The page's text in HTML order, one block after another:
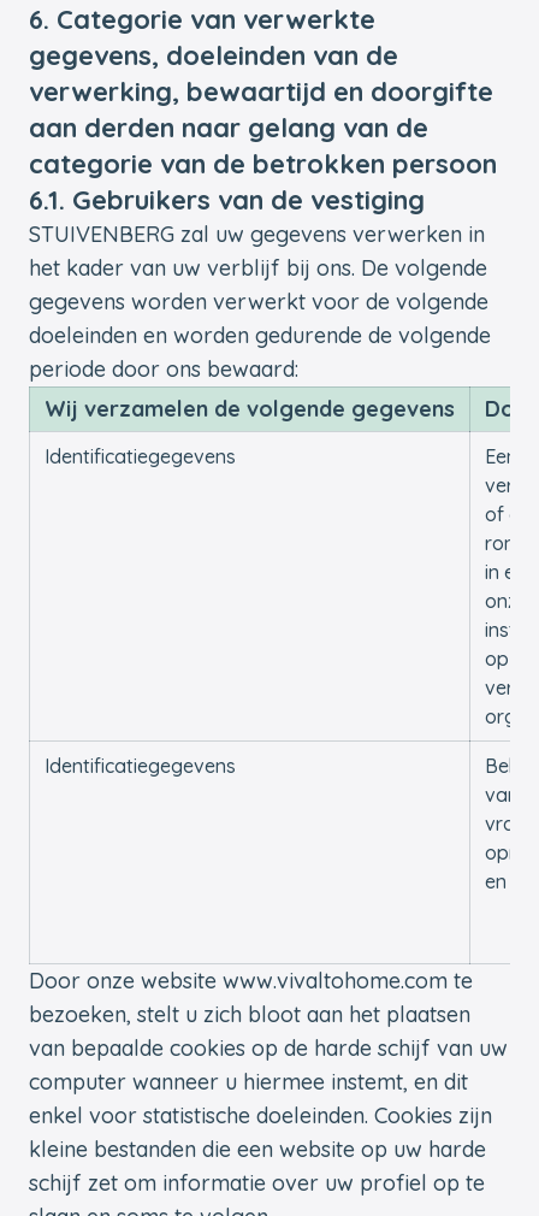
6. Categorie van verwerkte
gegevens, doeleinden van de
verwerking, bewaartijd en doorgifte
aan derden naar gelang van de
categorie van de betrokken persoon
6.1. Gebruikers van de vestiging
STUIVENBERG zal uw gegevens verwerken in
het kader van uw verblijf bij ons. De volgende
gegevens worden verwerkt voor de volgende
doeleinden en worden gedurende de volgende
periode door ons bewaard:
Wij verzamelen de volgende gegevens
Doel
Identificatiegegevens
Een
of
in
onze
op uw
Identificatiegegevens
van
en
Door onze website www.vivaltohome.com te
bezoeken, stelt u zich bloot aan het plaatsen
van bepaalde cookies op de harde schijf van uw
computer wanneer u hiermee instemt, en dit
enkel voor statistische doeleinden. Cookies zijn
kleine bestanden die een website op uw harde
schijf zet om informatie over uw profiel op te